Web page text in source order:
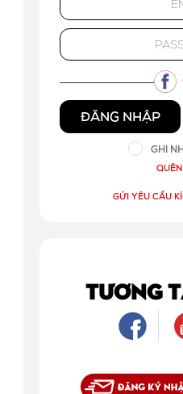
ĐĂNG NHẬP
GHI
GỬI YÊU CẦU
TƯƠNG